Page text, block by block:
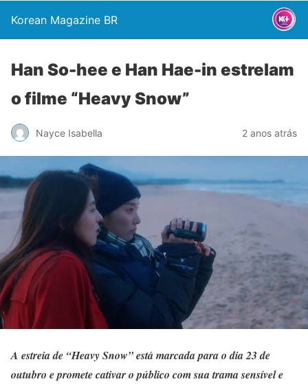
Korean Magazine BR
Han So-hee e Han Hae-in estrelam
o filme “Heavy Snow”
Nayce Isabella 2 anos atrás
A estreia de “Heavy Snow” está marcada para o dia 23 de
outubro e promete cativar o público com sua trama sensível e